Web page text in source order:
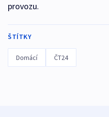
provozu.
ŠTÍTKY
Domácí ČT24